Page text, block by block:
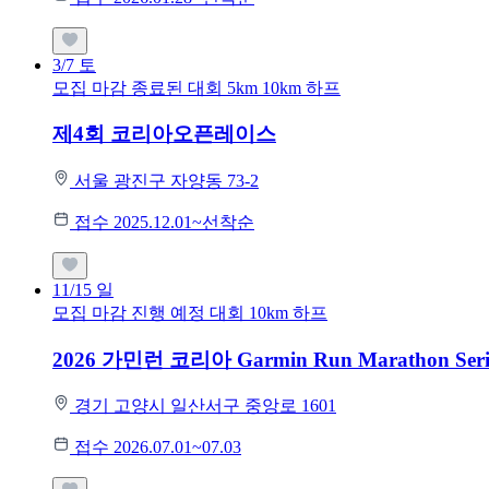
3/7 토
모집 마감 종료된 대회 5km 10km 하프
제4회 코리아오픈레이스
서울 광진구 자양동 73-2
접수 2025.12.01~선착순
11/15 일
모집 마감 진행 예정 대회 10km 하프
2026 가민런 코리아 Garmin Run Marathon
경기 고양시 일산서구 중앙로 1601
접수 2026.07.01~07.03